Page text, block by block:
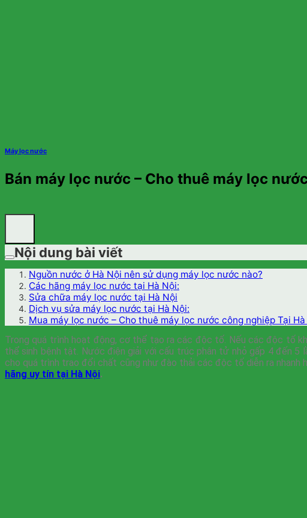
Máy lọc nước
Bán máy lọc nước – Cho thuê máy lọc
Nội dung bài viết
Nguồn nước ở Hà Nội nên sử dụng máy lọc nước nào?
Các hãng máy lọc nước tại Hà Nội:
Sửa chữa máy lọc nước tại Hà Nội
Dịch vụ sửa máy lọc nước tại Hà Nội:
Mua máy lọc nước – Cho thuê máy lọc nước công nghiệp Tại
Trong quá trình hoạt động, cơ thể tạo ra các độc tố. Nếu các độc tố
thể sinh bệnh tật. Nước điện giải với cấu trúc phân tử nhỏ gấp 4 đến
cho quá trình trao đổi chất cũng như đào thải các độc tố diễn ra nhanh
hãng uy tín tại Hà Nội.